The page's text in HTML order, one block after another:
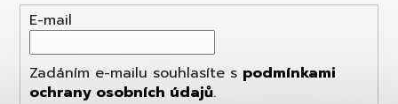
E-mail
Zadáním e-mailu souhlasíte s podmínkami
ochrany osobních údajů.